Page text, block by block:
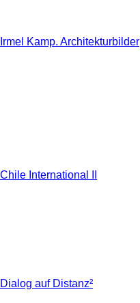
Irmel Kamp. Architekturbilder
Chile International II
Dialog auf Distanz²